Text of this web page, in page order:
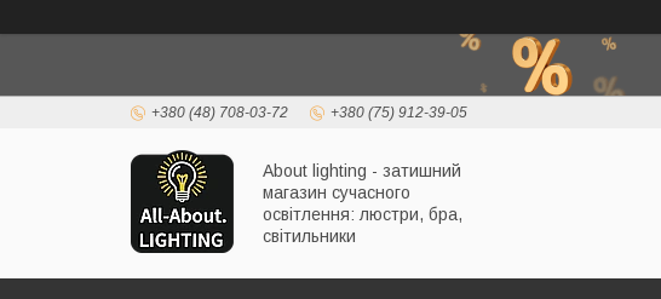
+380 (48) 708-03-72 +380 (75) 912-39-05
About lighting - затишний
магазин сучасного
освітлення: люстри, бра,
світильники